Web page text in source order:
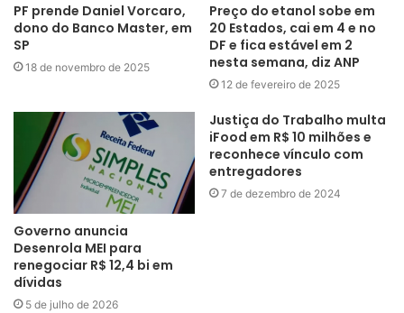
PF prende Daniel Vorcaro,
dono do Banco Master, em
SP
18 de novembro de 2025
Preço do etanol sobe em
20 Estados, cai em 4 e no
DF e fica estável em 2
nesta semana, diz ANP
12 de fevereiro de 2025
Governo anuncia
Desenrola MEI para
renegociar R$ 12,4 bi em
dívidas
5 de julho de 2026
Justiça do Trabalho multa
iFood em R$ 10 milhões e
reconhece vínculo com
entregadores
7 de dezembro de 2024